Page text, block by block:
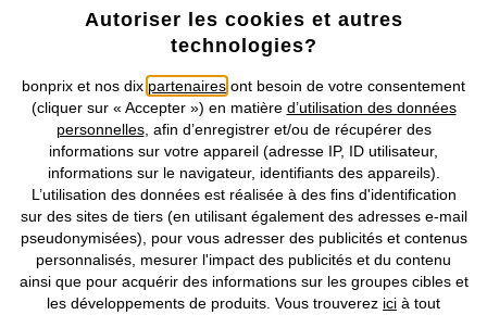
Prix indiqués TVA comprise avec en susfrais de port & de service
CGV Données personnelles Paramètres des cookies
Mentions légales Résilier le contrat
©2026 bonprix.Tous droits réservés.
Autoriser les cookies et autres
technologies?
bonprix et nos dix partenaires ont besoin de votre consentement
(cliquer sur « Accepter ») en matière d’utilisation des données
personnelles, afin d’enregistrer et/ou de récupérer des
informations sur votre appareil (adresse IP, ID utilisateur,
informations sur le navigateur, identifiants des appareils).
L’utilisation des données est réalisée à des fins d'identification
sur des sites de tiers (en utilisant également des adresses e-mail
pseudonymisées), pour vous adresser des publicités et contenus
personnalisés, mesurer l'impact des publicités et du contenu
ainsi que pour acquérir des informations sur les groupes cibles et
les développements de produits. Vous trouverez ici à tout